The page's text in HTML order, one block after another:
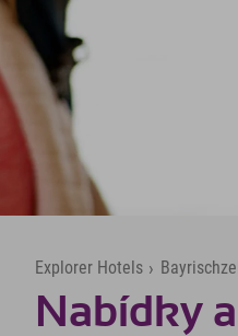
Explorer Hotels ›
Nabídky